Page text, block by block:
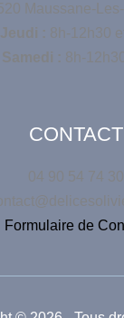
Maussane-
: 8h-12h30
: 8h-
CONTACT
04 90 54 74 30
Formulaire de